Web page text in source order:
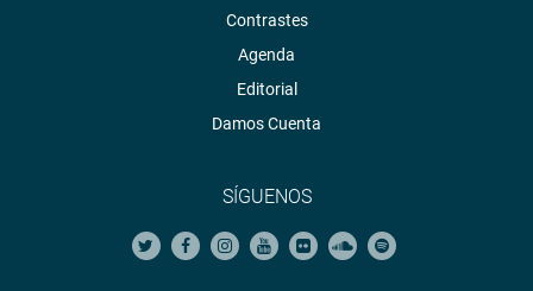
Contrastes
Agenda
Editorial
Damos Cuenta
SÍGUENOS